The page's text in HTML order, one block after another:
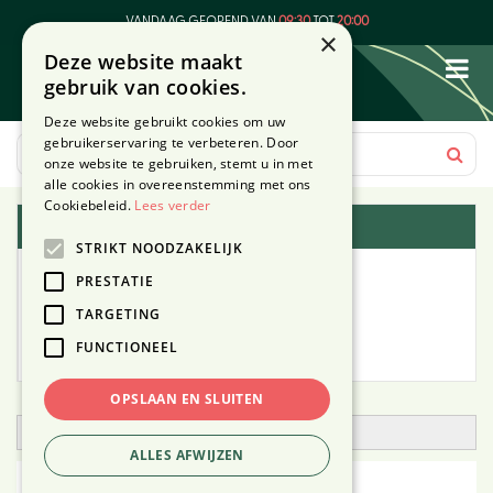
VANDAAG GEOPEND VAN09:30TOT20:00
Open zoekfilter
×
Deze website maakt
gebruik van cookies.
Deze website gebruikt cookies om uw
gebruikerservaring te verbeteren. Door
onze website te gebruiken, stemt u in met
alle cookies in overeenstemming met ons
Cookiebeleid. Lees verder
STRIKT NOODZAKELIJK
PRESTATIE
TARGETING
FUNCTIONEEL
OPSLAAN EN SLUITEN
ALLES AFWIJZEN